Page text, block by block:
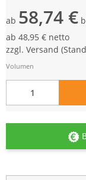
ab 58,74 €
ab 48,95 € netto
zzgl. Versand
Volumen